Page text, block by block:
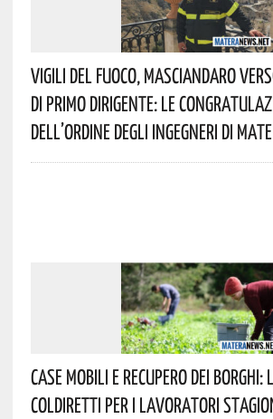
Vigili Del Fuoco, Masciandaro
Di Primo Dirigente: Le
Dell’Ordine Degli Ingegneri Di
Case Mobili E Recupero Dei Borghi:
Coldiretti Per I Lavoratori